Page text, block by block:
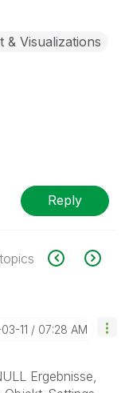
& Visualizations
Reply
11 07:28 AM
Ergebnisse,